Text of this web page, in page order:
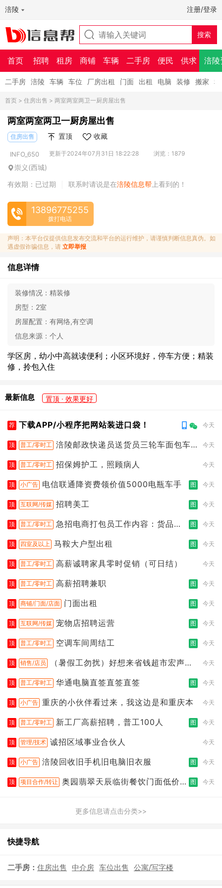
涪陵 注册/登录
首页 招聘 租房 商铺 车辆 二手房 便民 供求 涪陵
二手房 涪陵 车辆 车位 厂房出租 门面 出租 电脑 装修 搬家
首页 > 住房出售 > 两室两室两卫一厨房屋出售
两室两室两卫一厨房屋出售
住房出售 置顶 收藏
INFO_650 更新于2024年07月31日 18:22:28 浏览：1879
崇义(西城)
有效期：已过期
联系时请说是在涪陵信息帮 上看到的！
13896775255
拨打电话
声明：本平台仅提供信息发布交流和平台的运行维护，请谨慎判断信息真伪。如
遇虚假诈骗信息，请 立即举报
信息详情
装修情况： 精装修
房型： 2室
房屋配置： 有网络,有空调
信息来源： 个人
学区房，幼小中高就读便利；小区环境好，停车方便；精装
修，拎包入住
最新信息 置顶 · 效果更好
荐 下载APP/小程序把网站装进口袋！ 今天
顶 普工/零时工 涪陵邮政快递员送货员三轮车面包车
今天
顶 普工/零时工 招保姆护工，照顾病人 今天
顶 小广告 电信联通降资费领价值5000电瓶车手 图 今天
顶 互联网/传媒 招聘美工 图 今天
顶 普工/零时工 急招电商打包员工作内容：货品分
图 今天
顶 四室及以上 马鞍大户型出租 图 今天
顶 普工/零时工 高薪诚聘家具零时促销（可日结） 今天
顶 普工/零时工 高薪招聘兼职 图 今天
顶 商铺/门面/店面 门面出租 图 今天
顶 互联网/传媒 宠物店招聘运营 图 今天
顶 普工/零时工 空调车间周结工 图 今天
顶 销售/店员
（暑假工勿扰）好想来省钱超市宏声桥
今天
顶 普工/零时工 华通电脑直签直签直签 图 今天
顶 小广告 重庆的小伙伴看过来，我这边是和重庆本 今天
顶 普工/零时工 新工厂高薪招聘，普工100人 图 今天
顶 管理/技术 诚招区域事业合伙人 今天
顶 小广告 涪陵回收旧手机旧电脑旧衣服 图 今天
顶 项目合作/转让 奥园翡翠天辰临街餐饮门面低价转
图 今天
更多信息请点击分类>>
快捷导航
二手房： 住房出售 中介房 车位出售 公寓/写字楼